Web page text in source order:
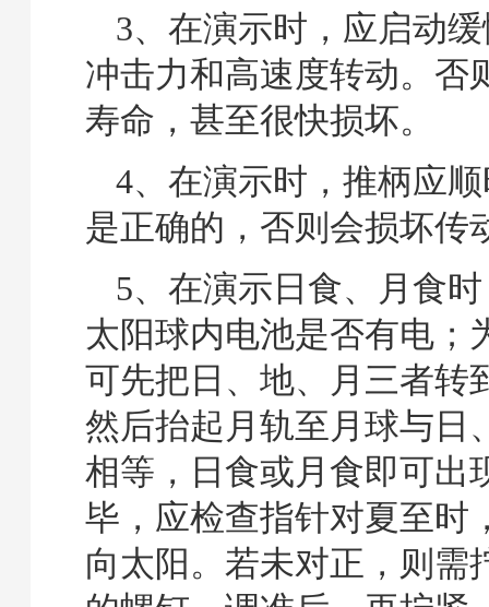
3、在演示时，应启动
冲击力和高速度转动。否
寿命，甚至很快损坏。
4、在演示时，推柄应
是正确的，否则会损坏传
5、在演示日食、月食
太阳球内电池是否有电；
可先把日、地、月三者转
然后抬起月轨至月球与日
相等，日食或月食即可出
毕，应检查指针对夏至时
向太阳。若未对正，则需